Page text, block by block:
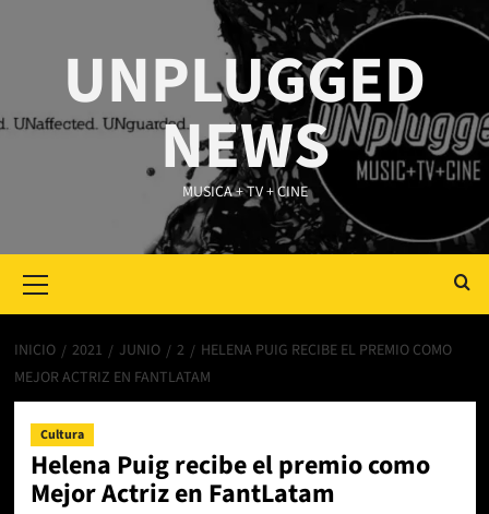
UNPLUGGED
NEWS
MUSICA + TV + CINE
Menu
INICIO 2021 JUNIO 2
HELENA PUIG RECIBE EL PREMIO COMO
MEJOR ACTRIZ EN FANTLATAM
Cultura
Helena Puig recibe el premio como
Mejor Actriz en FantLatam